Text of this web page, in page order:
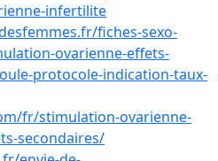
infertilite
fiches-sexo-
ovarienne-effets-
protocole-indication-taux-
fr/stimulation-ovarienne-
secondaires/